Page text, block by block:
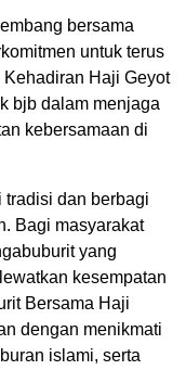
bersama
untuk terus
Haji Geyot
bjb dalam menjaga
kebersamaan di
tradisi dan berbagi
Bagi masyarakat
yang
kesempatan
Bersama Haji
dengan menikmati
islami, serta